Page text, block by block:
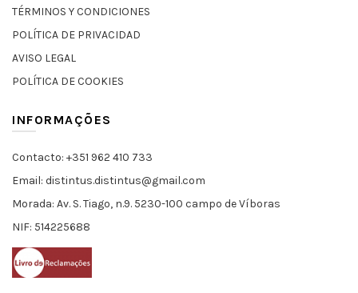
TÉRMINOS Y CONDICIONES
POLÍTICA DE PRIVACIDAD
AVISO LEGAL
POLÍTICA DE COOKIES
INFORMAÇÕES
Contacto: +351 962 410 733
Email: distintus.distintus@gmail.com
Morada: Av. S. Tiago, n.9. 5230-100 campo de Víboras
NIF: 514225688